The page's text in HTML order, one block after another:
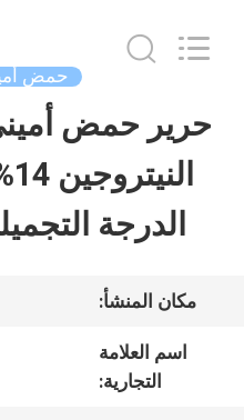
الصفحة
الرئيسية
أشرطة
Sichuan
Shihong
حمض
حرير حمض
الدرجة
مكان المنشأ:
اسم العلامة
التجارية: